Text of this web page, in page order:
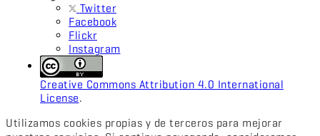
Twitter
Facebook
Flickr
Instagram
Creative Commons Attribution 4.0 International
License.
Utilizamos cookies propias y de terceros para mejorar